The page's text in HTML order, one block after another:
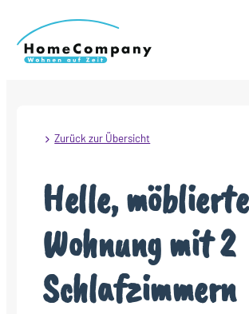
Zurück zur Übersicht
Helle, möblierte
Wohnung mit 2
Schlafzimmern